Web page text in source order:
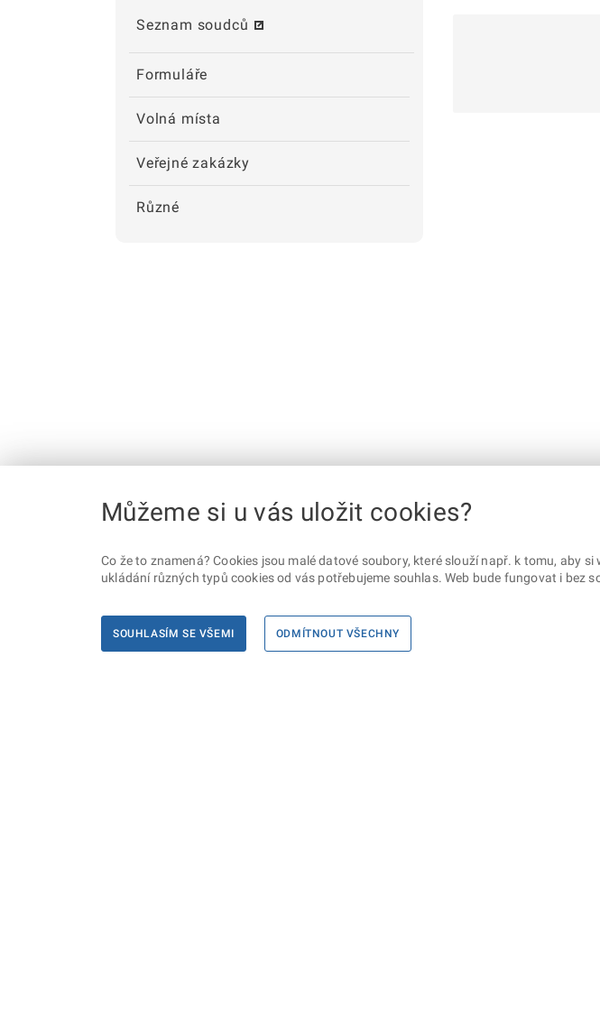
Seznam soudců
Formuláře
Volná místa
Veřejné zakázky
Různé
Můžeme si u vás uložit cookies?
Co že to znamená? Cookies jsou malé datové soubory, které slouží např. k tomu, aby
ukládání různých typů cookies od vás potřebujeme souhlas. Web bude fungovat i bez
SOUHLASÍM SE VŠEMI ODMÍTNOUT VŠECHNY